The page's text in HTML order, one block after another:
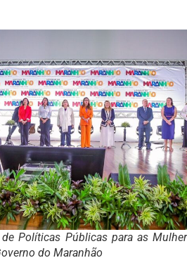
Políticas Públicas para as
do Maranhão